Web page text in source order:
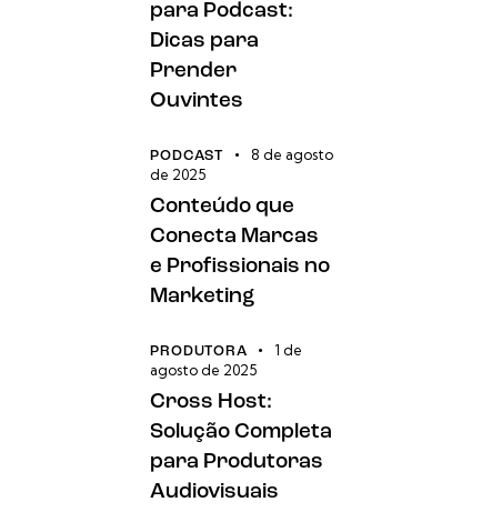
para Podcast:
Dicas para
Prender
Ouvintes
PODCAST
8 de agosto
de 2025
Conteúdo que
Conecta Marcas
e Profissionais no
Marketing
PRODUTORA
1 de
agosto de 2025
Cross Host:
Solução Completa
para Produtoras
Audiovisuais